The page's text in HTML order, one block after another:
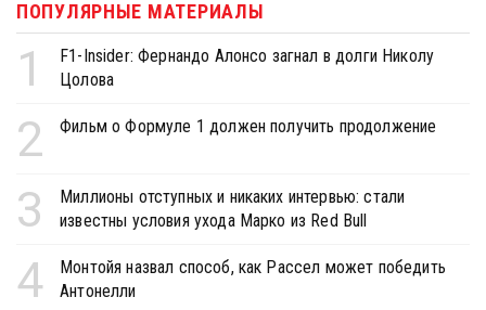
ПОПУЛЯРНЫЕ МАТЕРИАЛЫ
1
F1-Insider: Фернандо Алонсо загнал в долги Николу
Цолова
2 Фильм о Формуле 1 должен получить продолжение
3
Миллионы отступных и никаких интервью: стали
известны условия ухода Марко из Red Bull
4
Монтойя назвал способ, как Рассел может победить
Антонелли